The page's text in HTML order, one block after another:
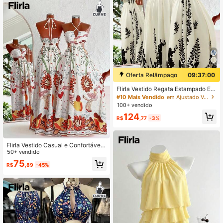
Flirla Vestido Casual e Confortável
com Estampa de Resort de Praia
50+ vendido
R$75 ,89 -45%
Oferta Relâmpago
09:36:59
Flirla Vestido Regata Estampado Est
ilo Boêmio para Praia
#10 Mais Vendido
em Ajustado Vestidos Tamanhos Grandes
100+ vendido
R$124 ,77 -3%